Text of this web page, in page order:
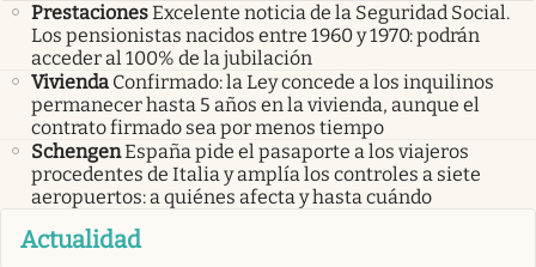
PrestacionesExcelente noticia de la Seguridad Social.
Los pensionistas nacidos entre 1960 y 1970: podrán
acceder al 100% de la jubilación
Vivienda Confirmado: la Ley concede a los inquilinos
permanecer hasta 5 años en la vivienda, aunque el
contrato firmado sea por menos tiempo
SchengenEspaña pide el pasaporte a los viajeros
procedentes de Italia y amplía los controles a siete
aeropuertos: a quiénes afecta y hasta cuándo
Actualidad